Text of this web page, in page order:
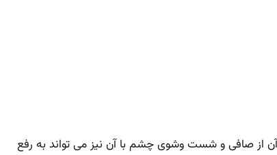
سی آب جوش به مدت دو ساعت و عبور دادن آن از صافی و شست وشوی چشم با آن نیز می تواند به رفع